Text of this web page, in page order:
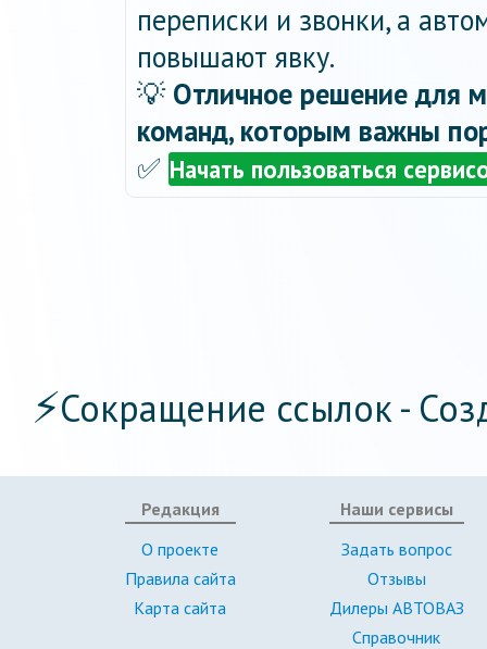
переписки и звонки, а
повышают явку.
💡 Отличное решение для
команд, которым важны
✅ Начать пользоваться
⚡Сокращение ссылок -
Редакция
О проекте
Правила сайта
Карта сайта
Наши сервисы
Задать вопрос
Отзывы
Дилеры АВТОВАЗ
Справочник